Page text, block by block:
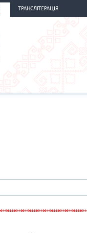
ТРАНСЛІТЕРАЦІЯ